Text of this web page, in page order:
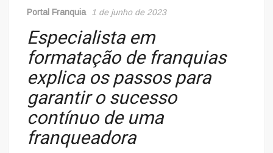
Portal Franquia 1 de junho de 2023
Especialista em
formatação de franquias
explica os passos para
garantir o sucesso
contínuo de uma
franqueadora